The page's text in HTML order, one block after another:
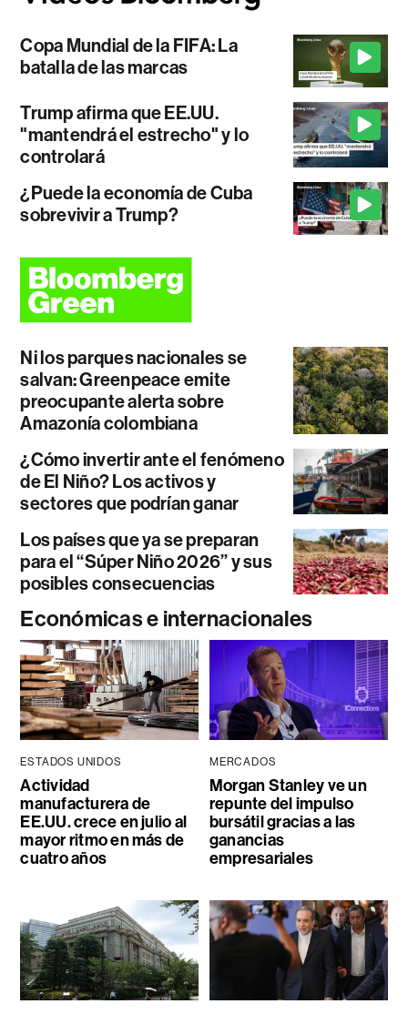
Copa Mundial de la FIFA: La
batalla de las marcas
Trump afirma que EE.UU.
"mantendrá el estrecho" y lo
controlará
¿Puede la economía de Cuba
sobrevivir a Trump?
Ni los parques nacionales se
salvan: Greenpeace emite
preocupante alerta sobre
Amazonía colombiana
¿Cómo invertir ante el fenómeno
de El Niño? Los activos y
sectores que podrían ganar
Los países que ya se preparan
para el “Súper Niño 2026” y sus
posibles consecuencias
Económicas e internacionales
ESTADOS UNIDOS
Actividad
manufacturera de
EE.UU. crece en julio al
mayor ritmo en más de
cuatro años
MERCADOS
Morgan Stanley ve un
repunte del impulso
bursátil gracias a las
ganancias
empresariales